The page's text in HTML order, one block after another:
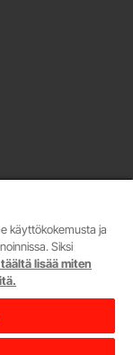
käyttökokemusta ja
Siksi
lisää miten